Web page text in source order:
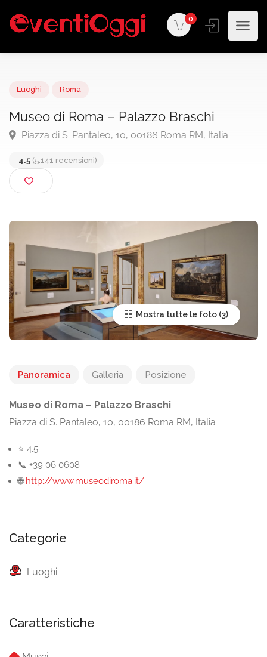
0
Museo di Roma – Palazzo Braschi
(5.141 recensioni)
Mostra tutte le foto
Panoramica Galleria Posizione
Museo di Roma – Palazzo Braschi
Piazza di S. Pantaleo, 10, 00186 Roma RM, Italia
⭐ 4.5
📞 +39 06 0608
🌐http://www.museodiroma.it/
Categorie
Luoghi
Caratteristiche